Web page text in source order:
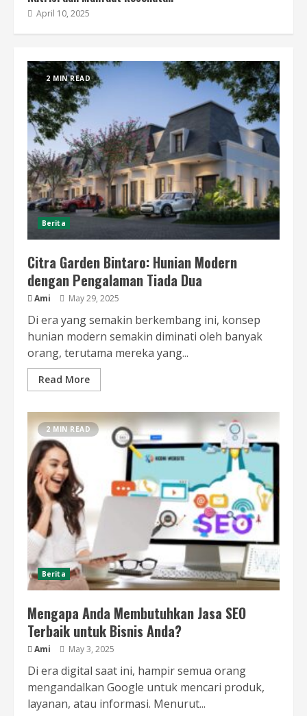
April 10, 2025
2 MIN READ
Berita
Citra Garden Bintaro: Hunian Modern
dengan Pengalaman Tiada Dua
Ami May 29, 2025
Di era yang semakin berkembang ini, konsep
hunian modern semakin diminati oleh banyak
orang, terutama mereka yang...
Read More
2 MIN READ
Berita
Mengapa Anda Membutuhkan Jasa SEO
Terbaik untuk Bisnis Anda?
Ami May 3, 2025
Di era digital saat ini, hampir semua orang
mengandalkan Google untuk mencari produk,
layanan, atau informasi. Menurut...